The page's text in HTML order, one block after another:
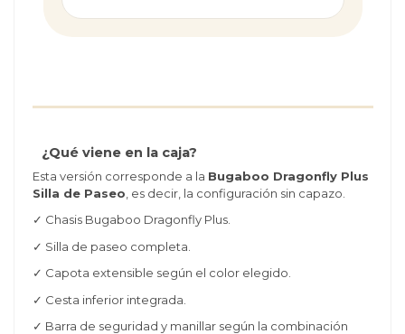
¿Qué viene en la caja?
Esta versión corresponde a la Bugaboo Dragonfly Plus
Silla de Paseo , es decir, la configuración sin capazo.
✓ Chasis Bugaboo Dragonfly Plus.
✓ Silla de paseo completa.
✓ Capota extensible según el color elegido.
✓ Cesta inferior integrada.
✓ Barra de seguridad y manillar según la combinación